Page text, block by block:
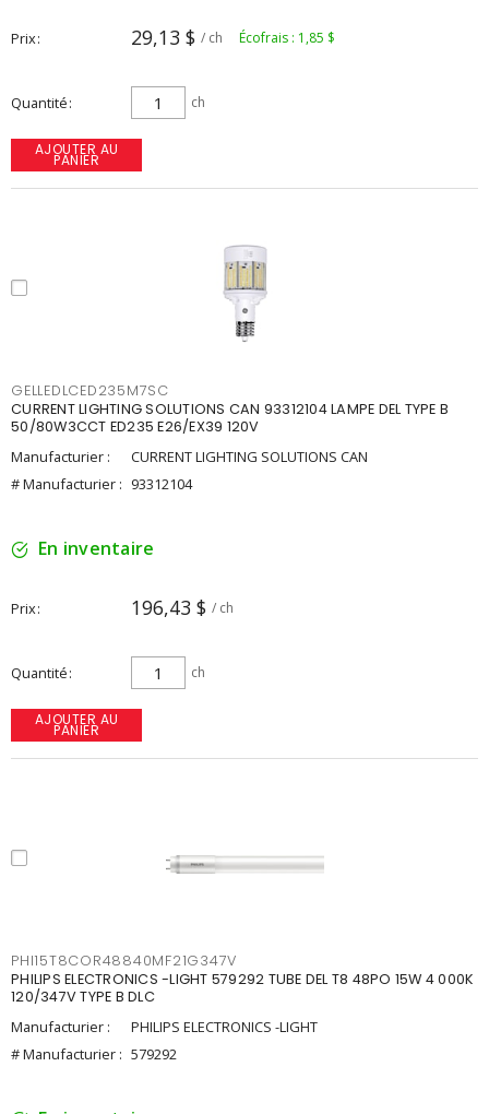
Prix 29,13 $ / ch Écofrais : 1,85 $
Quantité ch
AJOUTER AU
PANIER
GELLEDLCED235M7SC
CURRENT LIGHTING SOLUTIONS CAN 93312104 LAMPE DEL TYPE B
50/80W3CCT ED235 E26/EX39 120V
Manufacturier :
CURRENT LIGHTING SOLUTIONS CAN
# Manufacturier : 93312104
En inventaire
Prix 196,43 $ / ch
Quantité ch
AJOUTER AU
PANIER
PHI15T8COR48840MF21G347V
PHILIPS ELECTRONICS -LIGHT 579292 TUBE DEL T8 48PO 15W 4 000K
120/347V TYPE B DLC
Manufacturier :
PHILIPS ELECTRONICS -LIGHT
# Manufacturier : 579292